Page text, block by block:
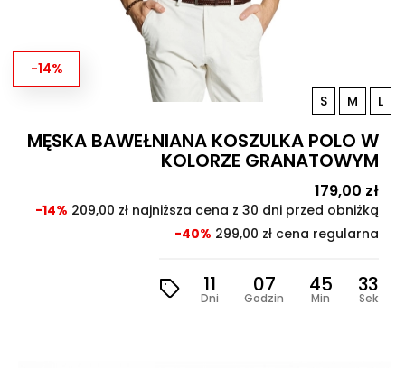
-14%
S M L
MĘSKA BAWEŁNIANA KOSZULKA POLO W
KOLORZE GRANATOWYM
Cena
179,00 zł
-14% 209,00 zł najniższa cena z 30 dni przed obniżką
-40% 299,00 zł cena regularna
11
Dni
07
Godzin
45
Min
31
Sek